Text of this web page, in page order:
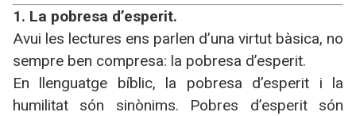
1. La pobresa d’esperit.
Avui les lectures ens parlen d’una virtut bàsica, no
sempre ben compresa: la pobresa d’esperit.
En llenguatge bíblic, la pobresa d’esperit i la
humilitat són sinònims. Pobres d’esperit són